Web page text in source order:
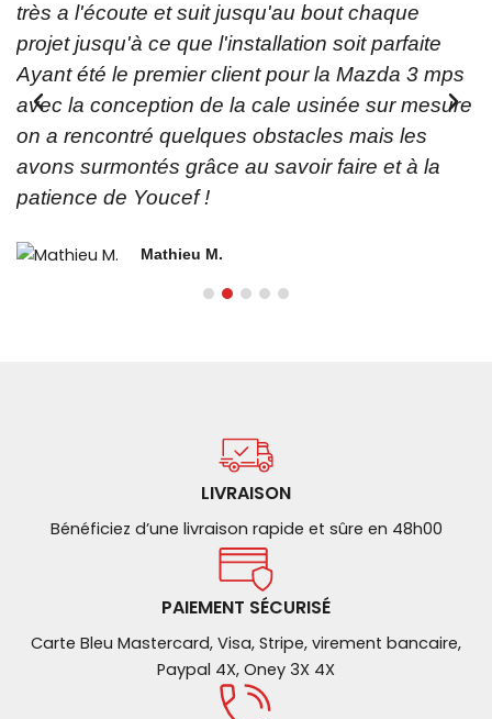
très a l'écoute et suit jusqu'au bout chaque
projet jusqu'à ce que l'installation soit parfaite
Ayant été le premier client pour la Mazda 3 mps
avec la conception de la cale usinée sur mesure
on a rencontré quelques obstacles mais les
avons surmontés grâce au savoir faire et à la
patience de Youcef !
Mathieu M.
LIVRAISON
Bénéficiez d’une livraison rapide et sûre en 48h00
PAIEMENT SÉCURISÉ
Carte Bleu Mastercard, Visa, Stripe, virement bancaire,
Paypal 4X, Oney 3X 4X